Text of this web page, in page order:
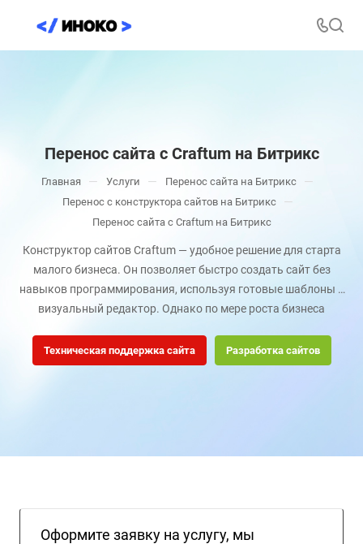
Перенос сайта с Craftum на Битрикс
Главная — Услуги — Перенос сайта на Битрикс —
Перенос с конструктора сайтов на Битрикс —
Перенос сайта с Craftum на Битрикс
Конструктор сайтов Craftum — удобное решение для старта
малого бизнеса. Он позволяет быстро создать сайт без
навыков программирования, используя готовые шаблоны и
визуальный редактор. Однако по мере роста бизнеса
конструктора: необходимость интеграции с CRM, сложная
структура каталога, масштабируемость, глубокая SEO-
Техническая поддержка сайта Разработка сайтов
Оформите заявку на услугу, мы